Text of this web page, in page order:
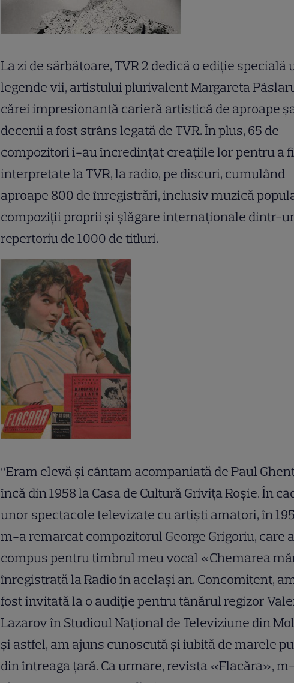
La zi de sărbătoare, TVR 2 dedică o ediţie specială
legende vii, artistului plurivalent Margareta
cărei impresionantă carieră artistică de aproape
decenii a fost strâns legată de TVR. În plus, 65 de
compozitori i-au încredinţat creaţiile lor pentru a fi
interpretate la TVR, la radio, pe discuri, cumulând
aproape 800 de înregistrări, inclusiv muzică
compoziţii proprii şi şlăgare internaţionale dintr-
repertoriu de 1000 de titluri.
“Eram elevă şi cântam acompaniată de Paul
încă din 1958 la Casa de Cultură Griviţa Roşie. În
unor spectacole televizate cu artişti amatori, în
m-a remarcat compozitorul George Grigoriu, care a
compus pentru timbrul meu vocal «Chemarea
înregistrată la Radio în acelaşi an. Concomitent,
fost invitată la o audiţie pentru tânărul regizor
Lazarov în Studioul Naţional de Televiziune din
şi astfel, am ajuns cunoscută şi iubită de marele
din întreaga ţară. Ca urmare, revista «Flacăra»,